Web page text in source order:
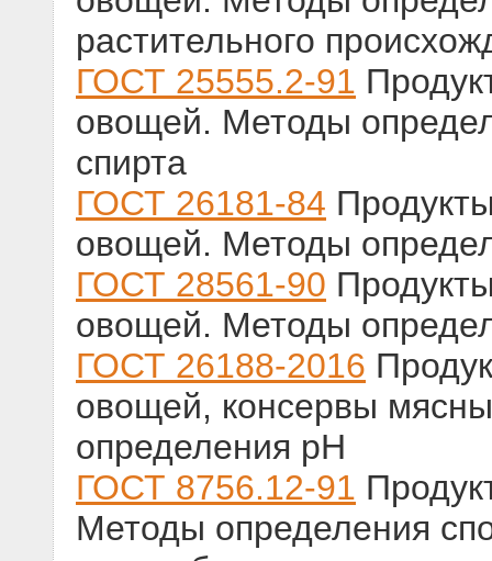
растительного
ГОСТ 25555.2-91
овощей. Методы
спирта
ГОСТ 26181-84
овощей. Методы
ГОСТ 28561-90
овощей. Методы
ГОСТ 26188-2016
овощей, консервы
определения рН
ГОСТ 8756.12-91
Методы определения